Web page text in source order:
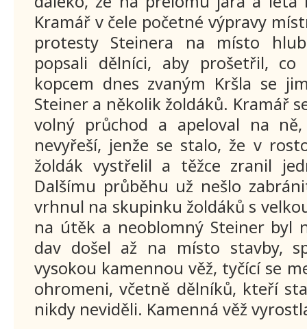
Kramář v čele početné výpravy
protesty Steinera na místo
popsali dělníci, aby prošetřil,
kopcem dnes zvaným Kršla se
Steiner a několik žoldáků. Kramář
volný průchod a apeloval na
nevyřeší, jenže se stalo, že v
žoldák vystřelil a těžce zranil
Dalšímu průběhu už nešlo
vrhnul na skupinku žoldáků s
na útěk a neoblomný Steiner byl
dav došel až na místo stavby,
vysokou kamennou věž, tyčící se
ohromeni, včetně dělníků, kteří
nikdy neviděli. Kamenná věž